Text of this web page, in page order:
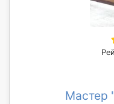
Мастер